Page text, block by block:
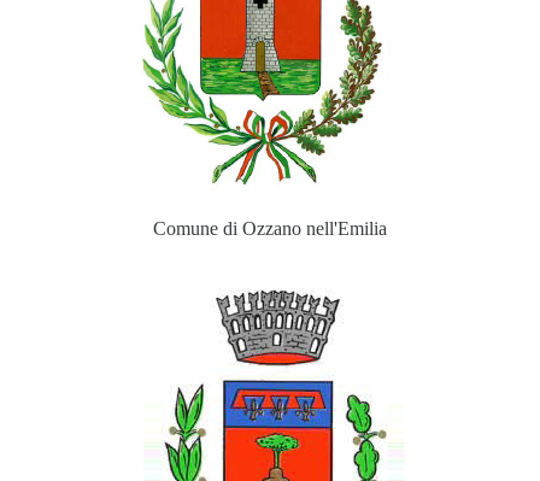
Comune di Ozzano nell'Emilia